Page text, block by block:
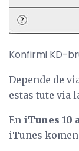
Konfirmi KD-
Depende de
estas tute via
En iTunes 10
iTunes